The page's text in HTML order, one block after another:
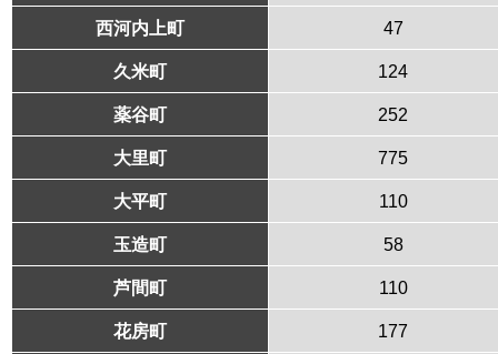
西河内上町 47
久米町 124
薬谷町 252
大里町 775
大平町 110
玉造町 58
芦間町 110
花房町 177